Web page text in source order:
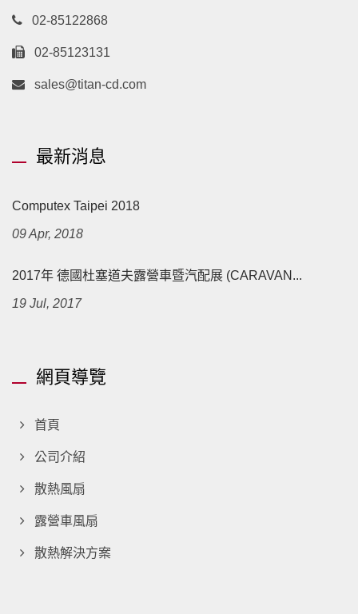
02-85122868
02-85123131
sales@titan-cd.com
最新消息
Computex Taipei 2018
09 Apr, 2018
2017年 德國杜塞道夫露營車暨汽配展 (CARAVAN...
19 Jul, 2017
網頁導覽
首頁
公司介紹
散熱風扇
露營車風扇
散熱解決方案